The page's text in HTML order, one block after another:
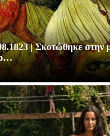
| Σκοτώθηκε στην